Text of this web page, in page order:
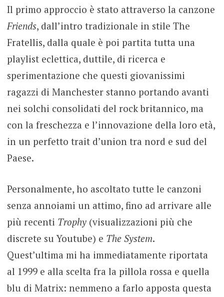
Il primo approccio è stato attraverso la canzone
Friends, dall’intro tradizionale in stile The
Fratellis, dalla quale è poi partita tutta una
playlist eclettica, duttile, di ricerca e
sperimentazione che questi giovanissimi
ragazzi di Manchester stanno portando avanti
nei solchi consolidati del rock britannico, ma
con la freschezza e l’innovazione della loro età,
in un perfetto trait d’union tra nord e sud del
Paese.
Personalmente, ho ascoltato tutte le canzoni
senza annoiami un attimo, fino ad arrivare alle
più recenti Trophy(visualizzazioni più che
discrete su Youtube) e The System.
Quest’ultima mi ha immediatamente riportata
al 1999 e alla scelta fra la pillola rossa e quella
blu di Matrix: nemmeno a farlo apposta questa